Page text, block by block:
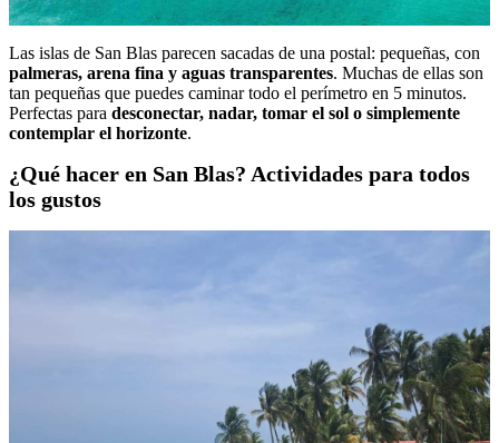
Las islas de San Blas parecen sacadas de una postal: pequeñas, con
palmeras, arena fina y aguas transparentes. Muchas de ellas son
tan pequeñas que puedes caminar todo el perímetro en 5 minutos.
Perfectas para desconectar, nadar, tomar el sol o simplemente
contemplar el horizonte.
¿Qué hacer en San Blas? Actividades para todos
los gustos